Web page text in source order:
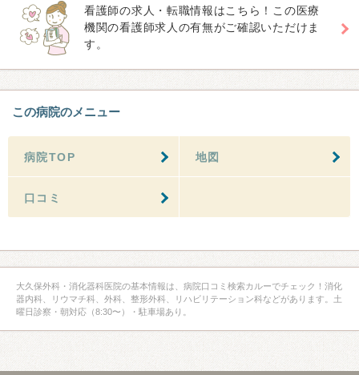
看護師の求人・転職情報はこちら！この医療
機関の看護師求人の有無がご確認いただけま
す。
この病院のメニュー
病院TOP 地図
口コミ
大久保外科・消化器科医院の基本情報は、病院口コミ検索カルーでチェック！消化
器内科、リウマチ科、外科、整形外科、リハビリテーション科などがあります。土
曜日診察・朝対応（8:30〜）・駐車場あり。